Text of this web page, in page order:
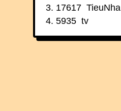
17617 TieuNha
5935 tv